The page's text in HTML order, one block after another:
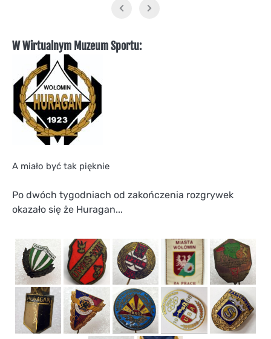
W Wirtualnym Muzeum Sportu:
A miało być tak pięknie
Po dwóch tygodniach od zakończenia rozgrywek
okazało się że Huragan...